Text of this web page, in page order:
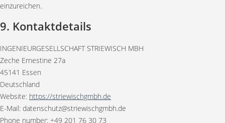
einzureichen.
9. Kontaktdetails
INGENIEURGESELLSCHAFT STRIEWISCH MBH
Zeche Ernestine 27a
45141 Essen
Deutschland
Website: https://striewischgmbh.de
E-Mail: datenschutz@striewischgmbh.de
Phone number: +49 201 76 30 73